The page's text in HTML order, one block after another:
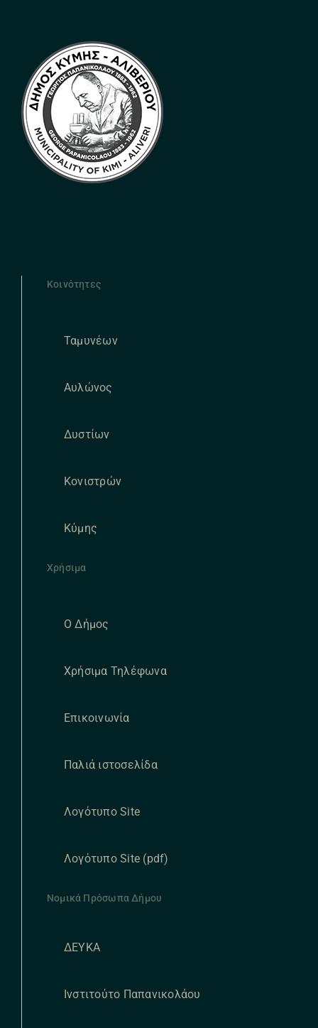
Κοινότητες
Ταμυνέων
Αυλώνος
Δυστίων
Κονιστρών
Κύμης
Χρήσιμα
Ο Δήμος
Χρήσιμα Τηλέφωνα
Επικοινωνία
Παλιά ιστοσελίδα
Λογότυπο Site
Λογότυπο Site (pdf)
Νομικά Πρόσωπα Δήμου
ΔΕΥΚΑ
Ινστιτούτο Παπανικολάου